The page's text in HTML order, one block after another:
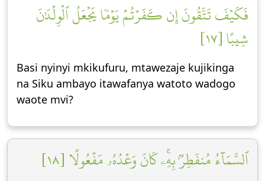
فَكَيۡفَ تَتَّقُونَ إِن كَفَرۡتُمۡ يَوۡمٗا يَجۡعَلُ ٱلۡوِلۡدَٰنَ
شِيبًا [١٧]
Basi nyinyi mkikufuru, mtawezaje kujikinga
na Siku ambayo itawafanya watoto wadogo
waote mvi?
ٱلسَّمَآءُ مُنفَطِرُۢ بِهِۦۚ كَانَ وَعۡدُهُۥ مَفۡعُولًا [١٨]